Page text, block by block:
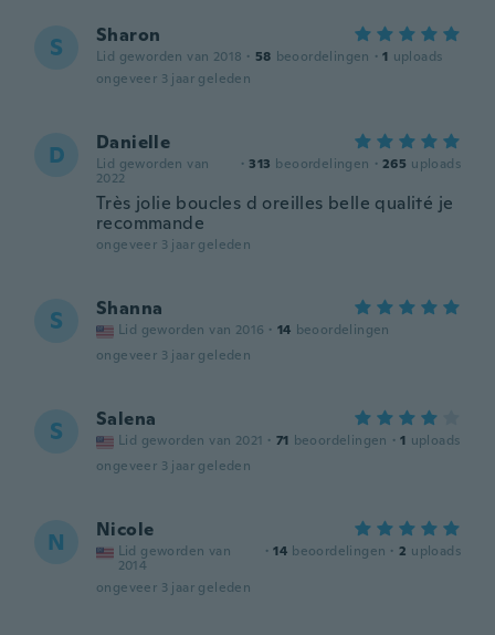
S Sharon
Lid geworden van 2018 · 58 beoordelingen · 1 uploads
ongeveer 3 jaar geleden
D Danielle
Lid geworden van
2022
· 313 beoordelingen · 265 uploads
Très jolie boucles d oreilles belle qualité je
recommande
ongeveer 3 jaar geleden
S Shanna
Lid geworden van 2016 · 14 beoordelingen
ongeveer 3 jaar geleden
S Salena
Lid geworden van 2021 · 71 beoordelingen · 1 uploads
ongeveer 3 jaar geleden
N Nicole
Lid geworden van
2014
· 14 beoordelingen · 2 uploads
ongeveer 3 jaar geleden